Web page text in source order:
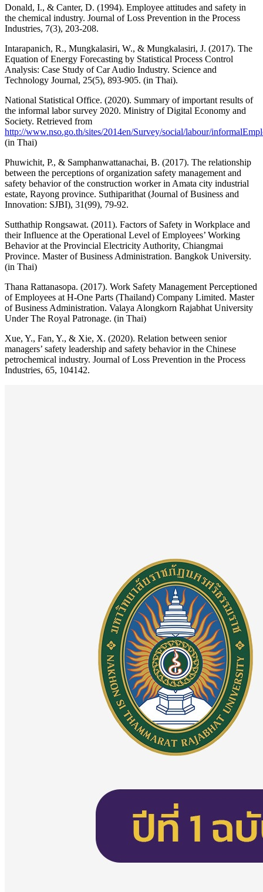
Donald, I., & Canter, D. (1994). Employee attitudes and safety in
the chemical industry. Journal of Loss Prevention in the Process
Industries, 7(3), 203-208.
Intarapanich, R., Mungkalasiri, W., & Mungkalasiri, J. (2017). The
Equation of Energy Forecasting by Statistical Process Control
Analysis: Case Study of Car Audio Industry. Science and
Technology Journal, 25(5), 893-905. (in Thai).
National Statistical Office. (2020). Summary of important results of
the informal labor survey 2020. Ministry of Digital Economy and
Society. Retrieved from
http://www.nso.go.th/sites/2014en/Survey/social/labour/
(in Thai)
Phuwichit, P., & Samphanwattanachai, B. (2017). The relationship
between the perceptions of organization safety management and
safety behavior of the construction worker in Amata city industrial
estate, Rayong province. Suthiparithat (Journal of Business and
Innovation: SJBI), 31(99), 79-92.
Sutthathip Rongsawat. (2011). Factors of Safety in Workplace and
their Influence at the Operational Level of Employees’ Working
Behavior at the Provincial Electricity Authority, Chiangmai
Province. Master of Business Administration. Bangkok University.
(in Thai)
Thana Rattanasopa. (2017). Work Safety Management Perceptioned
of Employees at H-One Parts (Thailand) Company Limited. Master
of Business Administration. Valaya Alongkorn Rajabhat University
Under The Royal Patronage. (in Thai)
Xue, Y., Fan, Y., & Xie, X. (2020). Relation between senior
managers’ safety leadership and safety behavior in the Chinese
petrochemical industry. Journal of Loss Prevention in the Process
Industries, 65, 104142.